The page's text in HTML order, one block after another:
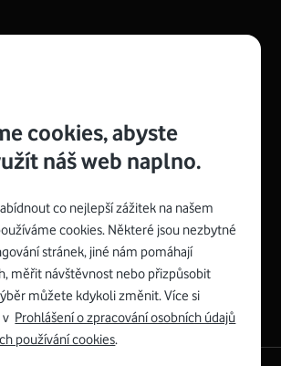
se s Vodafonem
profil
Instagram
profil
Youtube
profil
Vodafone
TV
Facebook
profil
Recruitment
Academy
Top
odpovědná
ocenění
udržitelnosti
Buy
Award
Vodafone
má
První
zelenou
síť
cookies, abyste
náš web naplno.
co nejlepší zážitek na našem
cookies. Některé jsou nezbytné
stránek, jiné nám pomáhají
měřit návštěvnost nebo přizpůsobit
můžete kdykoli změnit. Více si
v Prohlášení o zpracování osobních údajů
používání cookies.